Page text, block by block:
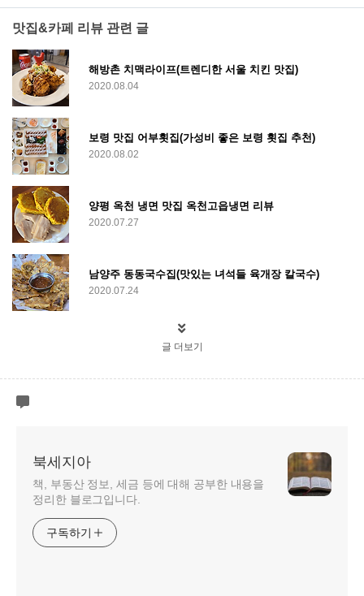
맛집&카페 리뷰 관련 글
해방촌 치맥라이프(트렌디한 서울 치킨 맛집)
2020.08.04
보령 맛집 어부횟집(가성비 좋은 보령 횟집 추천)
2020.08.02
양평 옥천 냉면 맛집 옥천고읍냉면 리뷰
2020.07.27
남양주 동동국수집(맛있는 녀석들 육개장 칼국수)
2020.07.24
글 더보기
북세지아
책, 부동산 정보, 세금 등에 대해 공부한 내용을
정리한 블로그입니다.
구독하기